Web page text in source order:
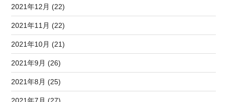
2021年12月 (22)
2021年11月 (22)
2021年10月 (21)
2021年9月 (26)
2021年8月 (25)
2021年7月 (27)